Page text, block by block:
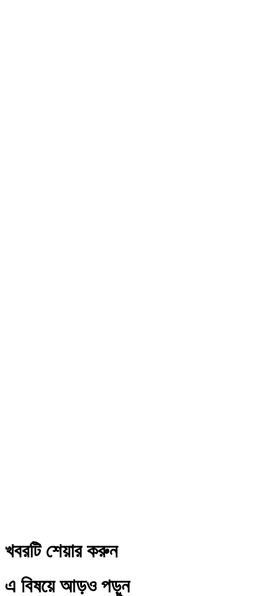
খবরটি শেয়ার করুন
এ বিষয়ে আড়ও পড়ুন